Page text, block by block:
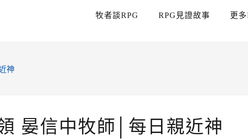
牧者談RPG RPG見證故事 更
神
晏信中牧師│每日親近神